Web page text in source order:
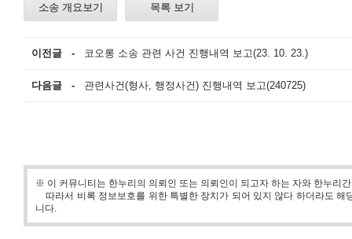
소송 개요보기 목록 보기
이전글 - 코오롱 소송 관련 사건 진행내역 보고(23. 10. 23.)
다음글 - 관련사건(형사, 행정사건) 진행내역 보고(240725)
※ 이 커뮤니티는 한누리의 의뢰인 또는 의뢰인이 되고자 하는 자와 한누리
따라서 비록 정보보호를 위한 특별한 장치가 되어 있지 않다 하더라도 해
니다.